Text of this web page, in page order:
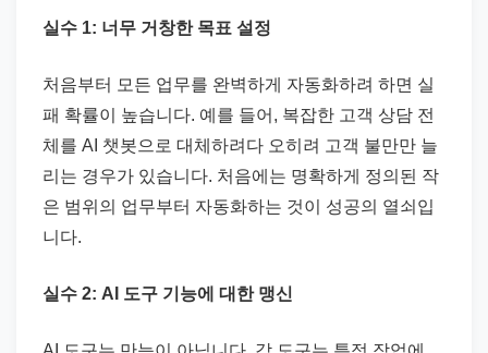
실수 1: 너무 거창한 목표 설정
처음부터 모든 업무를 완벽하게 자동화하려 하면 실
패 확률이 높습니다. 예를 들어, 복잡한 고객 상담 전
체를 AI 챗봇으로 대체하려다 오히려 고객 불만만 늘
리는 경우가 있습니다. 처음에는 명확하게 정의된 작
은 범위의 업무부터 자동화하는 것이 성공의 열쇠입
니다.
실수 2: AI 도구 기능에 대한 맹신